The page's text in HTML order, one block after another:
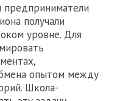
получали
уровне. Для
опытом между
Школа-